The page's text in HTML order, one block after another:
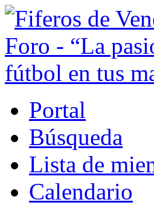
Portal
Búsqueda
Lista de
Calendario